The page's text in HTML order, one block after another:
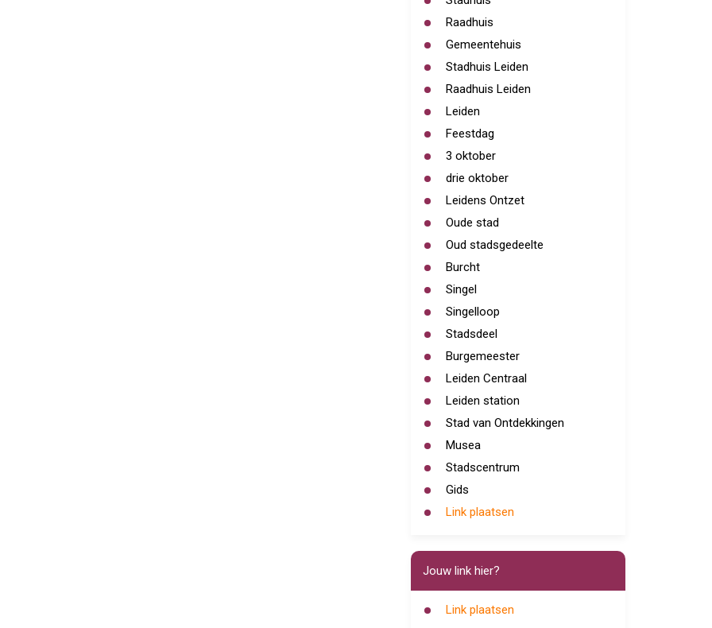
Raadhuis
Gemeentehuis
Stadhuis Leiden
Raadhuis Leiden
Leiden
Feestdag
3 oktober
drie oktober
Leidens Ontzet
Oude stad
Oud stadsgedeelte
Burcht
Singel
Singelloop
Stadsdeel
Burgemeester
Leiden Centraal
Leiden station
Stad van Ontdekkingen
Musea
Stadscentrum
Gids
Link plaatsen
Jouw link hier?
Link plaatsen